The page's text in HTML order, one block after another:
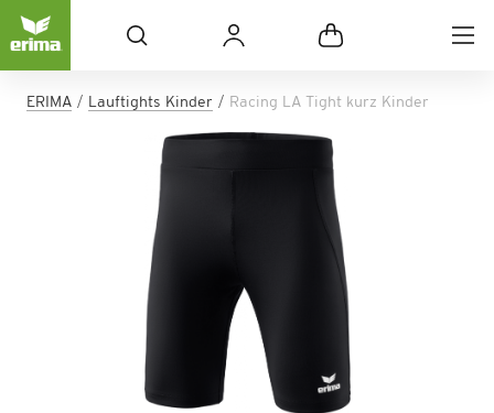
ERIMA Lauftights Kinder Racing LA Tight kurz Kinder